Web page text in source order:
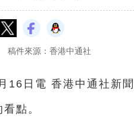
稿件來源：香港中通社
16日電 香港中通社新
點。